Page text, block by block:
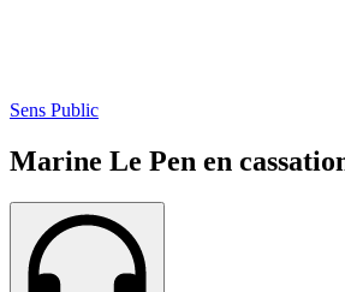
Sens Public
Marine Le Pen en